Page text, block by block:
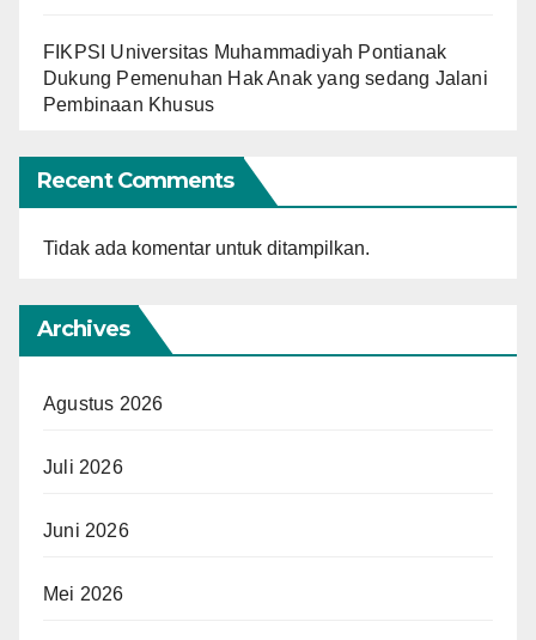
FIKPSI Universitas Muhammadiyah Pontianak
Dukung Pemenuhan Hak Anak yang sedang Jalani
Pembinaan Khusus
Recent Comments
Tidak ada komentar untuk ditampilkan.
Archives
Agustus 2026
Juli 2026
Juni 2026
Mei 2026